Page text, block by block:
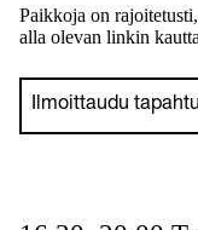
Paikkoja on
alla olevan linkin
Ilmoittaudu